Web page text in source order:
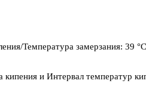
Температура замерзания: 39 °C
кипения и Интервал температур